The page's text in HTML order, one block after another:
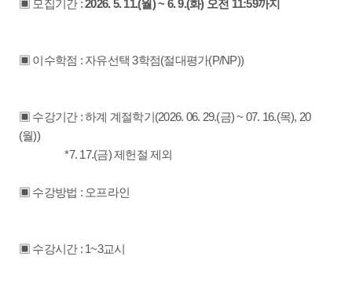
▣ 모집기간 :2026. 5. 11.(월) ~ 6. 9.(화) 오전 11:59까지
▣ 이수학점 : 자유선택 3학점(절대평가(P/NP))
▣ 수강기간 : 하계 계절학기(2026. 06. 29.(금) ~ 07. 16.(목), 20
(월))
*7. 17.(금) 제헌절 제외
▣ 수강방법 : 오프라인
▣ 수강시간 : 1~3교시